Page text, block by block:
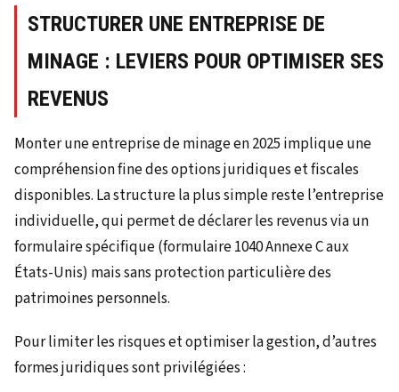
STRUCTURER UNE ENTREPRISE DE
MINAGE : LEVIERS POUR OPTIMISER SES
REVENUS
Monter une entreprise de minage en 2025 implique une
compréhension fine des options juridiques et fiscales
disponibles. La structure la plus simple reste l’entreprise
individuelle, qui permet de déclarer les revenus via un
formulaire spécifique (formulaire 1040 Annexe C aux
États-Unis) mais sans protection particulière des
patrimoines personnels.
Pour limiter les risques et optimiser la gestion, d’autres
formes juridiques sont privilégiées :